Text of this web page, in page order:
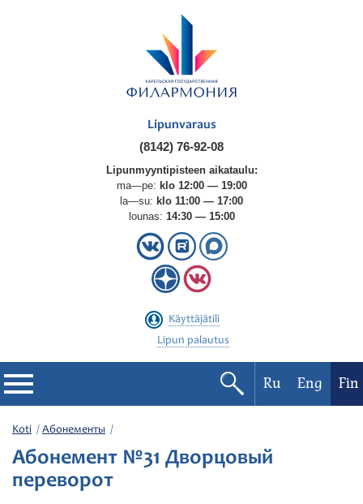
Lipunvaraus
(8142) 76-92-08
Lipunmyyntipisteen aikataulu:
ma—pe: klo 12:00 — 19:00
la—su: klo 11:00 — 17:00
lounas: 14:30 — 15:00
Käyttäjätili
Lipun palautus
Filharmonia
Konserttikalenteri
Ru Eng Fin
Koti Абонементы
Абонемент №31 Дворцовый
переворот